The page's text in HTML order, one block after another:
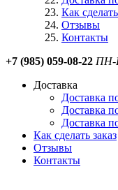
Как
Отзывы
Контакты
+7 (985) 059-08-22 ПН-
Доставка
Доставка
Доставка
Доставка
Как сделать заказ
Отзывы
Контакты